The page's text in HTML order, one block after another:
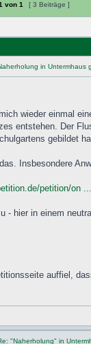
von 1 [ 3 Beiträge ]
in Untermhaus
wieder einmal
entstehen. Der
gebildet
Insbesondere
petition/on
- hier in einem
auffiel,
"Naherholung" in